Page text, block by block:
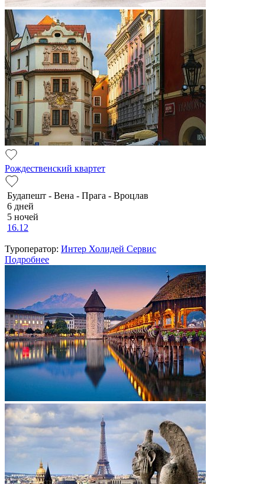
Рождественский квартет
Будапешт - Вена - Прага - Вроцлав
6 дней
5 ночей
16.12
Туроператор: Интер Холидей Сервис
Подробнее